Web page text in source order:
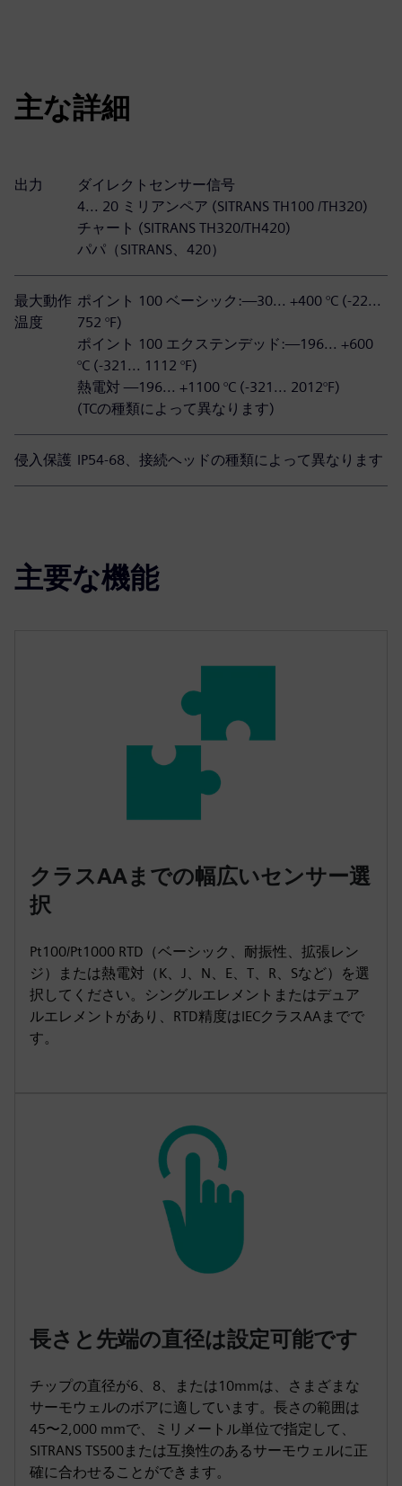
主な詳細
出力
ダイレクトセンサー信号
4... 20 ミリアンペア (SITRANS TH100 /TH320)
チャート (SITRANS TH320/TH420)
パパ（SITRANS、420）
最大動作
温度
ポイント 100 ベーシック:—30... +400 °C (-22...
752 °F)
ポイント 100 エクステンデッド:—196... +600
°C (-321... 1112 °F)
熱電対 —196... +1100 °C (-321... 2012°F)
(TCの種類によって異なります)
侵入保護 IP54-68、接続ヘッドの種類によって異なります
主要な機能
クラスAAまでの幅広いセンサー選
択
Pt100/Pt1000 RTD（ベーシック、耐振性、拡張レン
ジ）または熱電対（K、J、N、E、T、R、Sなど）を選
択してください。シングルエレメントまたはデュア
ルエレメントがあり、RTD精度はIECクラスAAまでで
す。
長さと先端の直径は設定可能です
チップの直径が6、8、または10mmは、さまざまな
サーモウェルのボアに適しています。長さの範囲は
45〜2,000 mmで、ミリメートル単位で指定して、
SITRANS TS500または互換性のあるサーモウェルに正
確に合わせることができます。